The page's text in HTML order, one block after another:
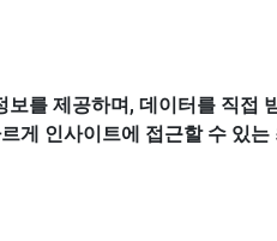
를 제공하며, 데이터를 직접
게 인사이트에 접근할 수 있